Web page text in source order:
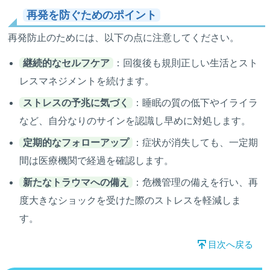
再発を防ぐためのポイント
再発防止のためには、以下の点に注意してください。
継続的なセルフケア
：回復後も規則正しい生活とスト
レスマネジメントを続けます。
ストレスの予兆に気づく
：睡眠の質の低下やイライラ
など、自分なりのサインを認識し早めに対処します。
定期的なフォローアップ
：症状が消失しても、一定期
間は医療機関で経過を確認します。
新たなトラウマへの備え
：危機管理の備えを行い、再
度大きなショックを受けた際のストレスを軽減しま
す。
目次へ戻る